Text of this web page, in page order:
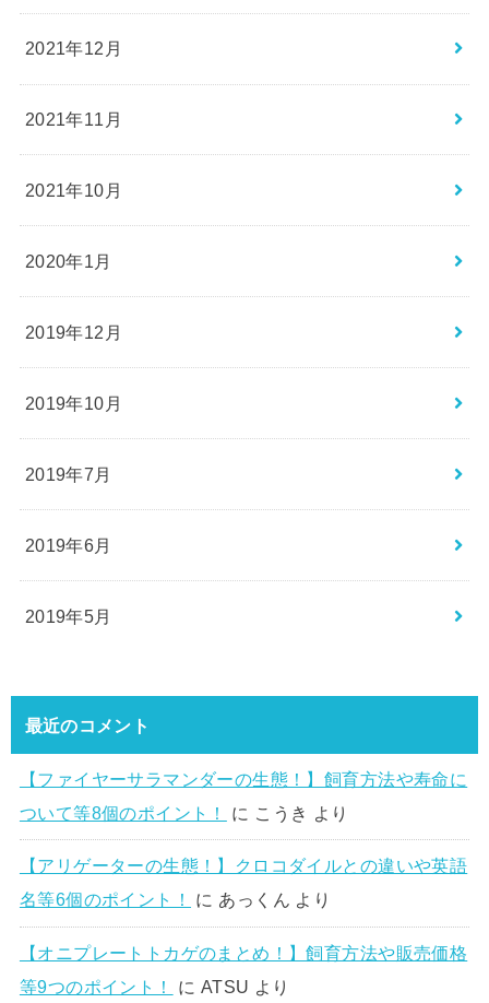
2021年12月
2021年11月
2021年10月
2020年1月
2019年12月
2019年10月
2019年7月
2019年6月
2019年5月
最近のコメント
【ファイヤーサラマンダーの生態！】飼育方法や寿命に
ついて等8個のポイント！
に こうき より
【アリゲーターの生態！】クロコダイルとの違いや英語
名等6個のポイント！
に あっくん より
【オニプレートトカゲのまとめ！】飼育方法や販売価格
等9つのポイント！
に ATSU より